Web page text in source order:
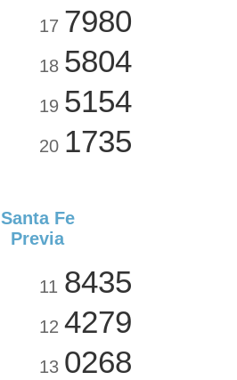
17 7980
18 5804
19 5154
20 1735
Santa Fe
Previa
11 8435
12 4279
13 0268